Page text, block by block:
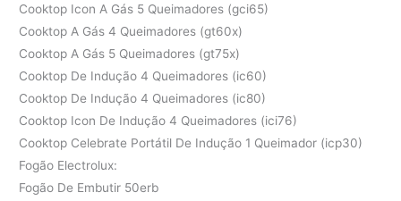
Cooktop Icon A Gás 5 Queimadores (gci65)
Cooktop A Gás 4 Queimadores (gt60x)
Cooktop A Gás 5 Queimadores (gt75x)
Cooktop De Indução 4 Queimadores (ic60)
Cooktop De Indução 4 Queimadores (ic80)
Cooktop Icon De Indução 4 Queimadores (ici76)
Cooktop Celebrate Portátil De Indução 1 Queimador (icp30)
Fogão Electrolux:
Fogão De Embutir 50erb